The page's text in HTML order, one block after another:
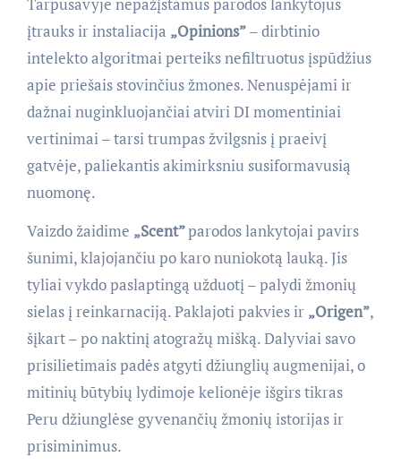
Tarpusavyje nepažįstamus parodos lankytojus
įtrauks ir instaliacija „Opinions”– dirbtinio
intelekto algoritmai perteiks nefiltruotus įspūdžius
apie priešais stovinčius žmones. Nenuspėjami ir
dažnai nuginkluojančiai atviri DI momentiniai
vertinimai – tarsi trumpas žvilgsnis į praeivį
gatvėje, paliekantis akimirksniu susiformavusią
nuomonę.
Vaizdo žaidime „Scent”parodos lankytojai pavirs
šunimi, klajojančiu po karo nuniokotą lauką. Jis
tyliai vykdo paslaptingą užduotį – palydi žmonių
sielas į reinkarnaciją. Paklajoti pakvies ir „Origen”,
šįkart – po naktinį atogražų mišką. Dalyviai savo
prisilietimais padės atgyti džiunglių augmenijai, o
mitinių būtybių lydimoje kelionėje išgirs tikras
Peru džiunglėse gyvenančių žmonių istorijas ir
prisiminimus.